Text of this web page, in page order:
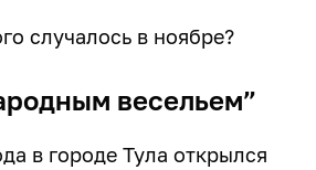
случалось в ноябре?
весельем”
в городе Тула открылся